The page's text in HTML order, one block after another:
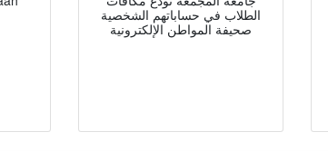
الطلاب في حساباتهم الشخصية
صحيفة المواطن الإلكترونية